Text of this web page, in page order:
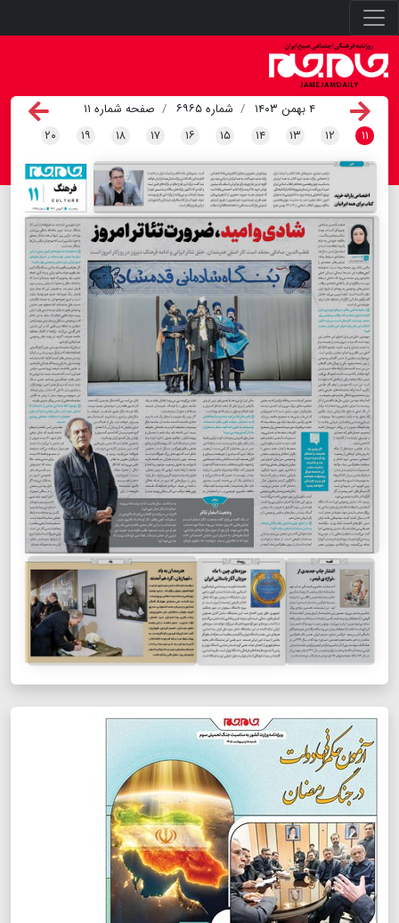
۴ بهمن ۱۴۰۳ شماره ۶۹۶۵
صفحه شماره ۱۱
۱۱ ۱۲ ۱۳ ۱۴ ۱۵ ۱۶ ۱۷ ۱۸ ۱۹ ۲۰